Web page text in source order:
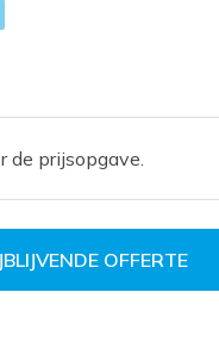
de prijsopgave.
OFFERTE